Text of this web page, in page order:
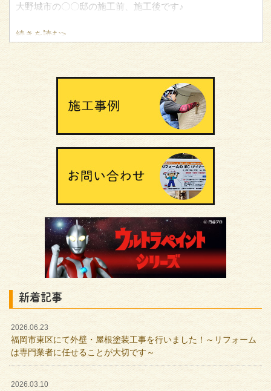
大野城市の〇〇邸の施工前、施工後です♪
築25年のお宅の初めての塗装です(^_-)-☆
塗装でもオンリーワンの家が出来る見本と
続きを読む>
新着記事
2026.06.23
福岡市東区にて外壁・屋根塗装工事を行いました！～リフォーム
は専門業者に任せることが大切です～
2026.03.10